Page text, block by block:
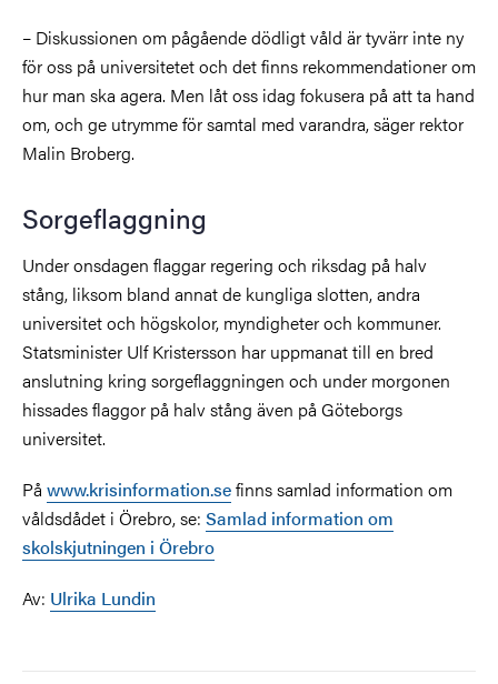
– Diskussionen om pågående dödligt våld är tyvärr inte ny
för oss på universitetet och det finns rekommendationer om
hur man ska agera. Men låt oss idag fokusera på att ta hand
om, och ge utrymme för samtal med varandra, säger rektor
Malin Broberg.
Sorgeflaggning
Under onsdagen flaggar regering och riksdag på halv
stång, liksom bland annat de kungliga slotten, andra
universitet och högskolor, myndigheter och kommuner.
Statsminister Ulf Kristersson har uppmanat till en bred
anslutning kring sorgeflaggningen och under morgonen
hissades flaggor på halv stång även på Göteborgs
universitet.
På www.krisinformation.sefinns samlad information om
våldsdådet i Örebro, se: Samlad information om
skolskjutningen i Örebro
Av: Ulrika Lundin